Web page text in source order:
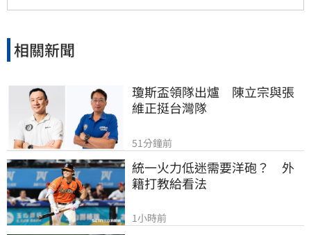
相關新聞
瓊斯盃領隊出爐　陳立宗與張
維正挺台灣隊
51分鐘前
統一火力低迷需要洋砲？　外
籍打教給看法
1小時前